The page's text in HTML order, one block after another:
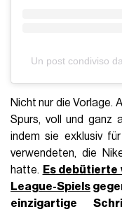
Un post condiviso
Nicht nur die Vorlage.
Spurs, voll und ganz
indem sie exklusiv
verwendeten, die
hatte. Es debütierte
League-Spiels
einzigartige